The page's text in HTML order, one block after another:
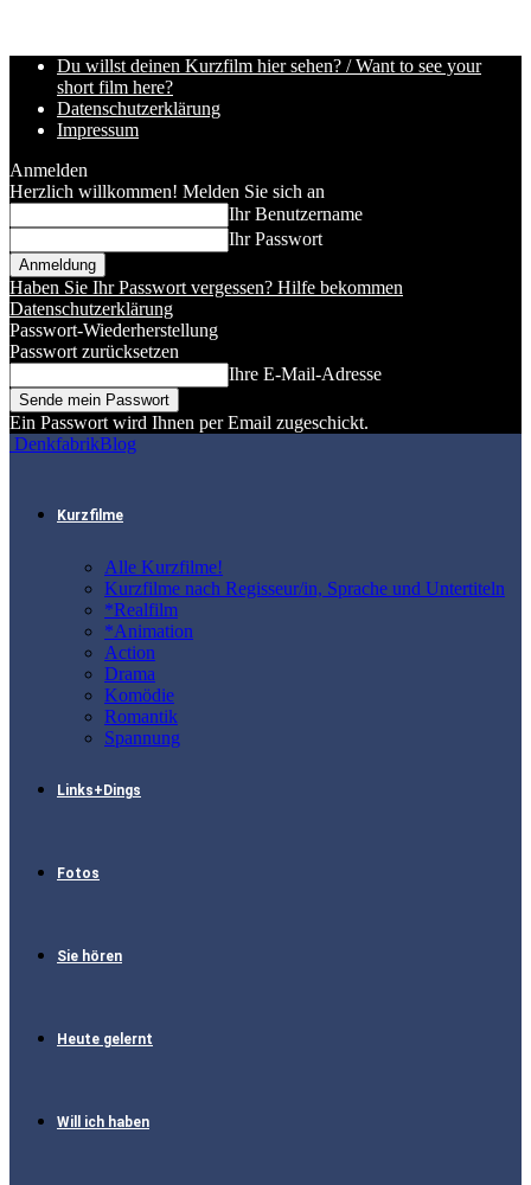
Du willst deinen Kurzfilm hier sehen? / Want to see your
short film here?
Datenschutzerklärung
Impressum
Anmelden
Herzlich willkommen! Melden Sie sich an
Ihr Benutzername
Ihr Passwort
Haben Sie Ihr Passwort vergessen? Hilfe bekommen
Datenschutzerklärung
Passwort-Wiederherstellung
Passwort zurücksetzen
Ihre E-Mail-Adresse
Ein Passwort wird Ihnen per Email zugeschickt.
DenkfabrikBlog
Kurzfilme
Alle Kurzfilme!
Kurzfilme nach Regisseur/in, Sprache und Untertiteln
*Realfilm
*Animation
Action
Drama
Komödie
Romantik
Spannung
Links+Dings
Fotos
Sie hören
Heute gelernt
Will ich haben